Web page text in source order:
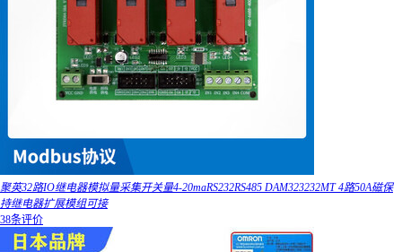
聚英32路IO继电器模拟量采集开关量4-20maRS232RS485 DAM323232MT 4路50A磁保
持继电器扩展模组可接
38条评价